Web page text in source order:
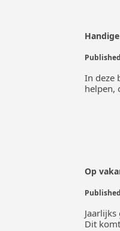
In deze
Op
Dit